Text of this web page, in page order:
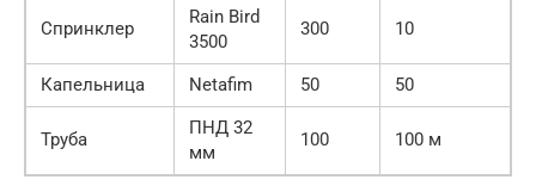
Спринклер
Rain Bird
3500
300 10
Капельница Netafim 50 50
Труба
ПНД 32
мм
100 100 м